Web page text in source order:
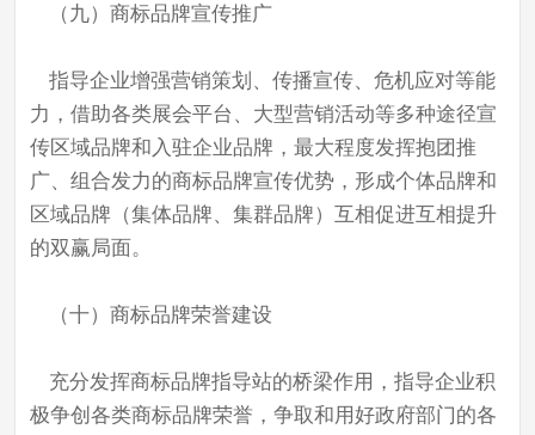
（九）商标品牌宣传推广
指导企业增强营销策划、传播宣传、危机应对等能
力，借助各类展会平台、大型营销活动等多种途径宣
传区域品牌和入驻企业品牌，最大程度发挥抱团推
广、组合发力的商标品牌宣传优势，形成个体品牌和
区域品牌（集体品牌、集群品牌）互相促进互相提升
的双赢局面。
（十）商标品牌荣誉建设
充分发挥商标品牌指导站的桥梁作用，指导企业积
极争创各类商标品牌荣誉，争取和用好政府部门的各